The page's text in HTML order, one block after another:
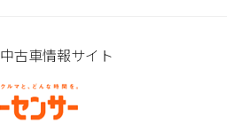
古車情報サイト